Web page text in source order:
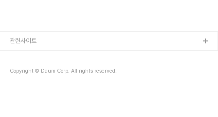
이 살겠..
Copyright © Daum Corp. All rights reserved.
관련사이트